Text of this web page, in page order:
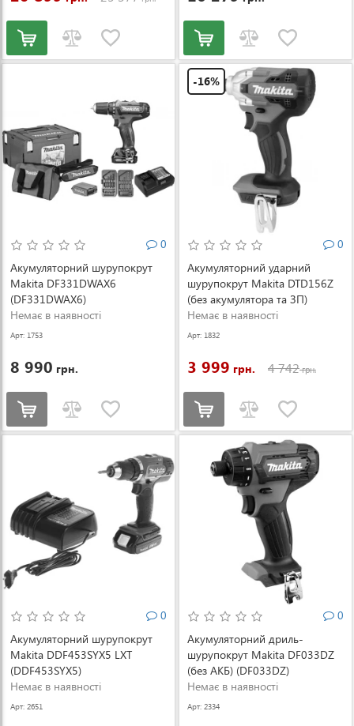
0
Акумуляторний шурупокрут
Makita DF331DWAX6
(DF331DWAX6)
Немає в наявності
Арт: 1753
8 990 грн.
-16%
0
Акумуляторний ударний
шурупокрут Makita DTD156Z
(без акумулятора та ЗП)
Немає в наявності
Арт: 1832
3 999 грн. 4 742грн.
0
Акумуляторний шурупокрут
Makita DDF453SYX5 LXT
(DDF453SYX5)
Немає в наявності
Арт: 2651
0
Акумуляторний дриль-
шурупокрут Makita DF033DZ
(без АКБ) (DF033DZ)
Немає в наявності
Арт: 2334